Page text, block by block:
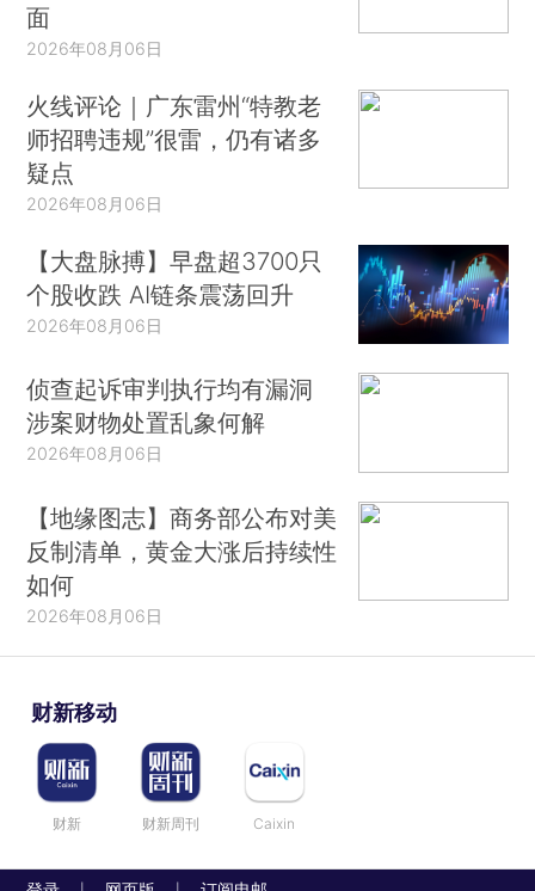
面
2026年08月06日
火线评论｜广东雷州“特教老
师招聘违规”很雷，仍有诸多
疑点
2026年08月06日
【大盘脉搏】早盘超3700只
个股收跌 AI链条震荡回升
2026年08月06日
侦查起诉审判执行均有漏洞
涉案财物处置乱象何解
2026年08月06日
【地缘图志】商务部公布对美
反制清单，黄金大涨后持续性
如何
2026年08月06日
财新移动
财新 财新周刊 Caixin